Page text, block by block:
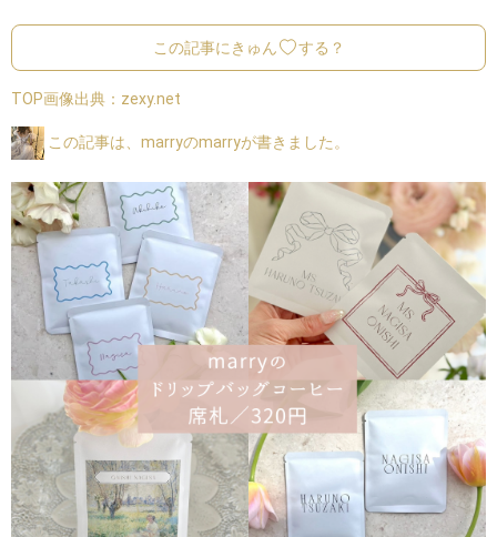
この記事にきゅん する？
TOP画像出典： zexy.net
この記事は、marryのmarryが書きました。